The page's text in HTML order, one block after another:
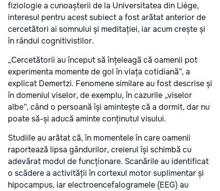
fiziologie a cunoașterii de la Universitatea din Liège,
interesul pentru acest subiect a fost arătat anterior de
cercetători ai somnului și meditației, iar acum crește și
în rândul cognitivistilor.
„Cercetătorii au început să înțeleagă că oamenii pot
experimenta momente de gol în viața cotidiană”, a
explicat Demertzi. Fenomene similare au fost descrise și
în domeniul viselor, de exemplu, în cazurile „viselor
albe”, când o persoană își amintește că a dormit, dar nu
poate să-și aducă aminte conținutul visului.
Studiile au arătat că, în momentele în care oamenii
raportează lipsa gândurilor, creierul își schimbă cu
adevărat modul de funcționare. Scanările au identificat
o scădere a activității în cortexul motor suplimentar și
hipocampus, iar electroencefalogramele (EEG) au